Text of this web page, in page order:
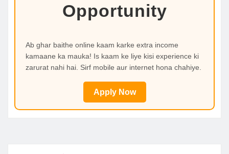
Opportunity
Ab ghar baithe online kaam karke extra income
kamaane ka mauka! Is kaam ke liye kisi experience ki
zarurat nahi hai. Sirf mobile aur internet hona chahiye.
Apply Now